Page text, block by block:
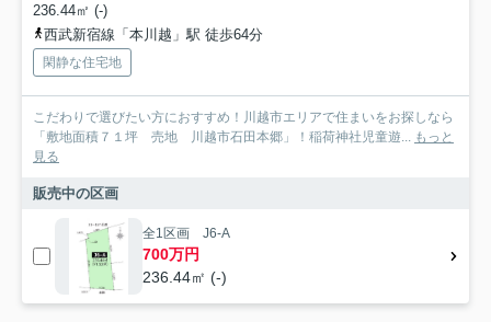
236.44㎡ (-)
西武新宿線「本川越」駅 徒歩64分
閑静な住宅地
こだわりで選びたい方におすすめ！川越市エリアで住まいをお探しなら
「敷地面積７１坪 売地 川越市石田本郷」！稲荷神社児童遊... もっと
見る
販売中の区画
全1区画 J6-A
700万円
236.44㎡ (-)